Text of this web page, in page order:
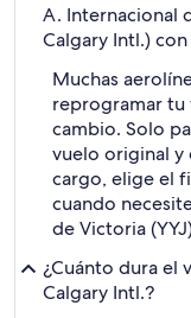
A. Internacional
Calgary Intl.)
Muchas
reprogramar tu
cambio. Solo
vuelo original y
cargo, elige el
cuando
de Victoria
¿Cuánto dura el
Calgary Intl.?